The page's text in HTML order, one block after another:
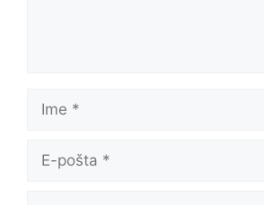
pošta